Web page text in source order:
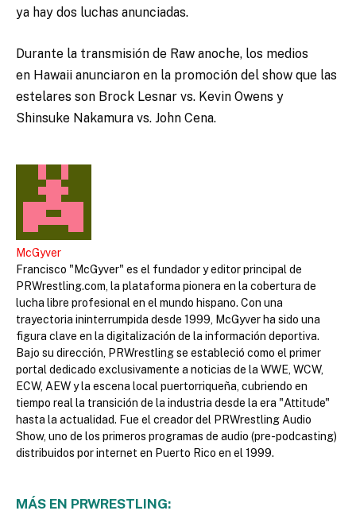
ya hay dos luchas anunciadas.
Durante la transmisión de Raw anoche, los medios
en Hawaii anunciaron en la promoción del show que las
estelares son Brock Lesnar vs. Kevin Owens y
Shinsuke Nakamura vs. John Cena.
McGyver
Francisco "McGyver" es el fundador y editor principal de
PRWrestling.com, la plataforma pionera en la cobertura de
lucha libre profesional en el mundo hispano. Con una
trayectoria ininterrumpida desde 1999, McGyver ha sido una
figura clave en la digitalización de la información deportiva.
Bajo su dirección, PRWrestling se estableció como el primer
portal dedicado exclusivamente a noticias de la WWE, WCW,
ECW, AEW y la escena local puertorriqueña, cubriendo en
tiempo real la transición de la industria desde la era "Attitude"
hasta la actualidad. Fue el creador del PRWrestling Audio
Show, uno de los primeros programas de audio (pre-podcasting)
distribuidos por internet en Puerto Rico en el 1999.
MÁS EN PRWRESTLING: